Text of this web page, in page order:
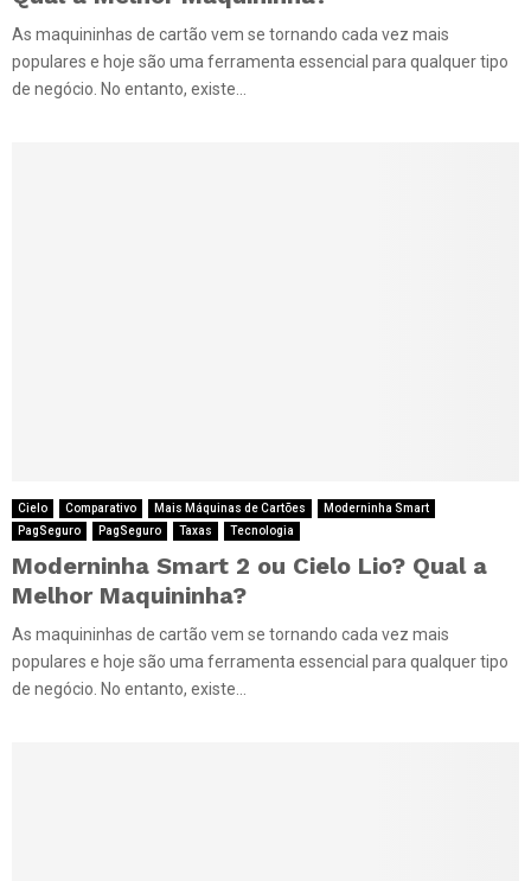
As maquininhas de cartão vem se tornando cada vez mais
populares e hoje são uma ferramenta essencial para qualquer tipo
de negócio. No entanto, existe...
Cielo Comparativo Mais Máquinas de Cartões
Moderninha Smart
PagSeguro
PagSeguro Taxas Tecnologia
Moderninha Smart 2 ou Cielo Lio? Qual a
Melhor Maquininha?
As maquininhas de cartão vem se tornando cada vez mais
populares e hoje são uma ferramenta essencial para qualquer tipo
de negócio. No entanto, existe...